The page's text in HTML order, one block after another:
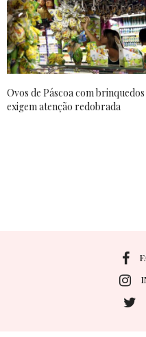
Ovos de Páscoa com brinquedos
exigem atenção redobrada